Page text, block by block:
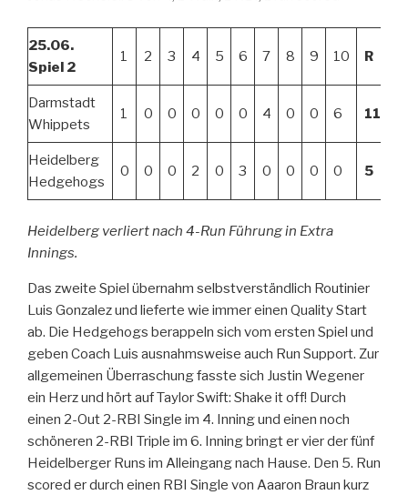
25.06.
Spiel 2
1 2 3 4 5 6 7 8 9 10 R
Darmstadt
Whippets
1 0 0 0 0 0 4 0 0 6 11
Heidelberg
Hedgehogs
0 0 0 2 0 3 0 0 0 0 5
Heidelberg verliert nach 4-Run Führung in Extra
Innings.
Das zweite Spiel übernahm selbstverständlich Routinier
Luis Gonzalez und lieferte wie immer einen Quality Start
ab. Die Hedgehogs berappeln sich vom ersten Spiel und
geben Coach Luis ausnahmsweise auch Run Support. Zur
allgemeinen Überraschung fasste sich Justin Wegener
ein Herz und hört auf Taylor Swift: Shake it off! Durch
einen 2-Out 2-RBI Single im 4. Inning und einen noch
schöneren 2-RBI Triple im 6. Inning bringt er vier der fünf
Heidelberger Runs im Alleingang nach Hause. Den 5. Run
scored er durch einen RBI Single von Aaaron Braun kurz